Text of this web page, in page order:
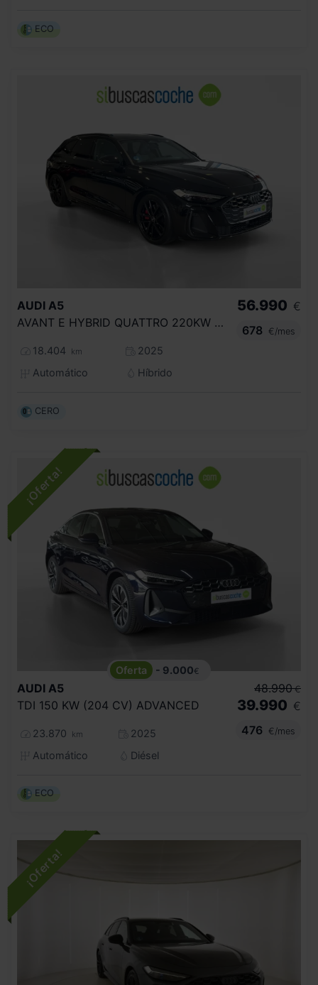
ECO
AUDI A5
AVANT E HYBRID QUATTRO 220KW BLACK LINE
18.404 km
2025
Automático
Híbrido
56.990 €
678
€/mes
CERO
- 9.000€
AUDI A5
TDI 150 KW (204 CV) ADVANCED
23.870 km
2025
Automático
Diésel
48.990 €
39.990 €
476
€/mes
ECO